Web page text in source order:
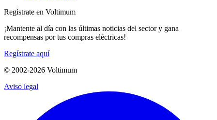
Regístrate en Voltimum
¡Mantente al día con las últimas noticias del sector y gana
recompensas por tus compras eléctricas!
Regístrate aquí
© 2002-2026 Voltimum
Aviso legal